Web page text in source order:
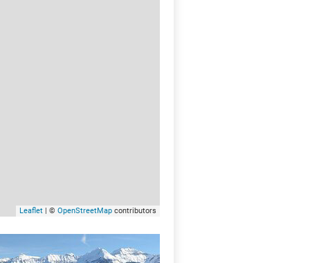
Leaflet | © OpenStreetMap contributors